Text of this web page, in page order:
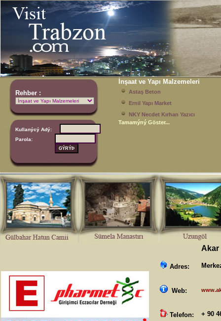
Rehber :
İnşaat ve Yapı Malzemeleri
Astaş Beton
Ernil Yapı Market
NKY Necdet Kırhan Yazıcı
Tamamýný Göster...
Kullanýcý Adý:
Parola:
Akar
Adres:
Web:
Telefon: + 90